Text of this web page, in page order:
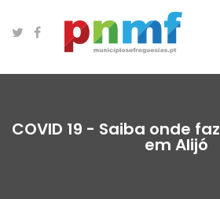
COVID 19 - Saiba onde
em Alijó